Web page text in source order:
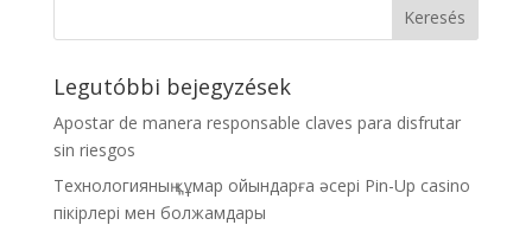
Legutóbbi bejegyzések
Apostar de manera responsable claves para disfrutar
sin riesgos
Технологияның құмар ойындарға әсері Pin-Up casino
пікірлері мен болжамдары